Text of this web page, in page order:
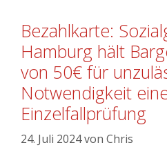
Bezahlkarte:
Hamburg hält
von 50€ für
Notwendigkeit
Einzelfallprüfung
24. Juli 2024von Chris